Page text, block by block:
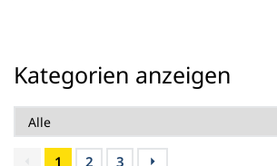
Kategorien anzeigen
1 2 3